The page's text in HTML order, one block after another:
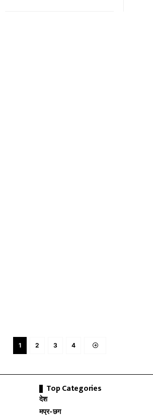
1 2 3 4
Top Categories
देश
मप्र-छग